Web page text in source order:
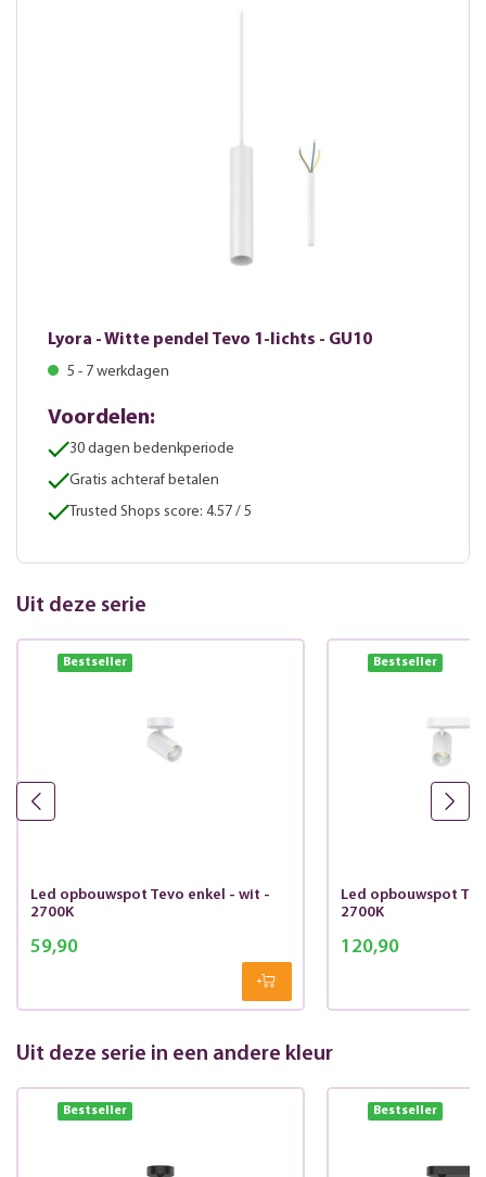
Lyora - Witte pendel Tevo 1-lichts - GU10
5 - 7 werkdagen
Voordelen:
30 dagen bedenkperiode
Gratis achteraf betalen
Trusted Shops score: 4.57 / 5
Uit deze serie
Bestseller
Led opbouwspot Tevo enkel - wit -
2700K
59,90
Bestseller
Led opbouwspot
2700K
120,90
Uit deze serie in een andere kleur
Bestseller Bestseller